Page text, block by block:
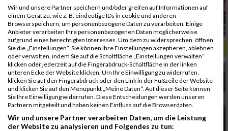
ALBUM B2RUN KÖLN / 05.09.2019
Wir und unsere Partner speichern und/oder greifen auf Informationen auf
einem Gerät zu, wie z. B. eindeutige IDs in cookie und anderen
Browserspeichern, um personenbezogene Daten zu verarbeiten. Einige
Anbieter verarbeiten Ihre personenbezogenen Daten möglicherweise
aufgrund eines berechtigten Interesses. Um dem zu widersprechen, öffnen
Sie die „Einstellungen“. Sie können Ihre Einstellungen akzeptieren, ablehnen
oder verwalten, indem Sie auf die Schaltfläche „Einstellungen verwalten“
klicken oder jederzeit auf die Fingerabdruck-Schaltfläche in der linken
unteren Ecke der Website klicken. Um Ihre Einwilligung zu widerrufen,
klicken Sie auf den Fingerabdruck oder den Link in der Fußzeile der Website
und klicken Sie auf den Menüpunkt „Meine Daten“. Auf dieser Seite können
Sie Ihre Einwilligung widerrufen. Diese Entscheidungen werden unseren
Partnern mitgeteilt und haben keinen Einfluss auf die Browserdaten.
Wir und unsere Partner verarbeiten Daten, um die Leistung
der Website zu analysieren und Folgendes zu tun: